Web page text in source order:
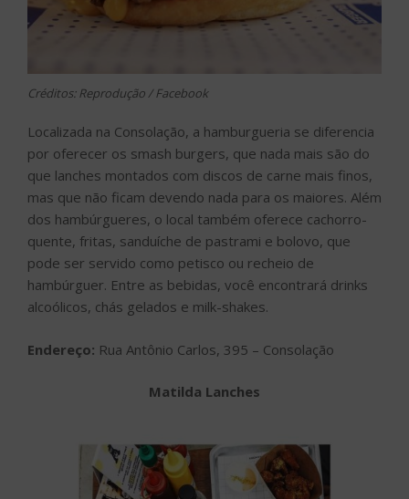
Créditos: Reprodução / Facebook
Localizada na Consolação, a hamburgueria se diferencia
por oferecer os smash burgers, que nada mais são do
que lanches montados com discos de carne mais finos,
mas que não ficam devendo nada para os maiores. Além
dos hambúrgueres, o local também oferece cachorro-
quente, fritas, sanduíche de pastrami e bolovo, que
pode ser servido como petisco ou recheio de
hambúrguer. Entre as bebidas, você encontrará drinks
alcoólicos, chás gelados e milk-shakes.
Endereço: Rua Antônio Carlos, 395 – Consolação
Matilda Lanches